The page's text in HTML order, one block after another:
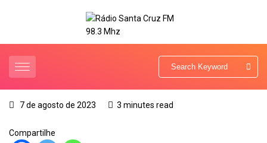
7 de agosto de 2023 3 minutes read
Compartilhe